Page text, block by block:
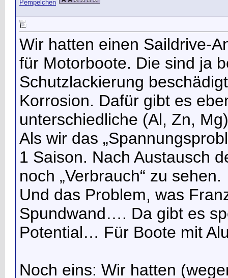
Wir hatten einen Saildrive-
für Motorboote. Die sind ja
Schutzlackierung
Korrosion. Dafür gibt es
unterschiedliche (Al, Zn,
Als wir das
1 Saison. Nach Austausch
noch „Verbrauch“ zu sehen.
Und das Problem, was
Spundwand…. Da gibt es
Potential… Für Boote mit
Noch eins: Wir hatten